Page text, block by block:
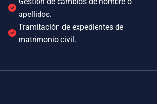
apellidos.
Tramitación de expedientes de
matrimonio civil.